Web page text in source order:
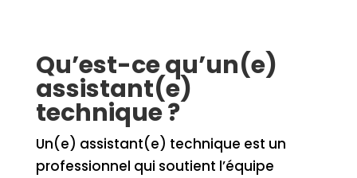
Qu’est-ce qu’un(e)
assistant(e)
technique ?
Un(e) assistant(e) technique est un
professionnel qui soutient l’équipe